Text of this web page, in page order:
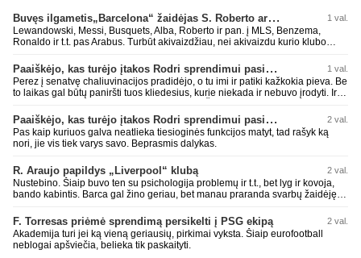
Buvęs ilgametis„Barcelona“ žaidėjas S. Roberto artėja link persikėlimo į MLS 1 val.
Lewandowski, Messi, Busquets, Alba, Roberto ir pan. į MLS, Benzema,
Ronaldo ir t.t. pas Arabus. Turbūt akivaizdžiau, nei akivaizdu kurio klubo
paskutiniu me tu ne tiek daug.
Paaiškėjo, kas turėjo įtakos Rodri sprendimui pasirinkti Barselonos pusę 1 val.
Perez į senatvę chaliuvinacijos pradidėjo, o tu imi ir patiki kažkokia pieva. Be
to laikas gal būtų paniršti tuos kliedesius, kurie niekada ir nebuvo įrodyti. Ir
esat. Kažkaip ne skaniai kvepia. RM todėl ir yra vienas nekenčiamiausių
daugumos fanų klubas, nes pastoviai verke ir verkia kažkokius kliedesius.
Remktis ne kažkokio Perezo kliedesiais, o faktais.
Paaiškėjo, kas turėjo įtakos Rodri sprendimui pasirinkti Barselonos pusę 2 val.
Pas kaip kuriuos galva neatlieka tiesioginės funkcijos matyt, tad rašyk ką
nori, jie vis tiek varys savo. Beprasmis dalykas.
R. Araujo papildys „Liverpool“ klubą 2 val.
Nustebino. Šiaip buvo ten su psichologija problemų ir t.t., bet lyg ir kovoja,
bando kabintis. Barca gal žino geriau, bet manau praranda svarbų žaidėję.
paleido, čia dabar dar vienas. Įdomiai Deco tvarkosi ir Hansi Flick formuoja
sudėtį. Rezultatai nėra tragiški, anaiptol yra teigiamų žingsnių. Bet UEFA CL
nelaimimas, praeitais metais jau Copa del Rey pralaimėtas ir pan. Jau
praeitais metais neteko gynybos vieno iš ramščių. RM kaip tik pasistiprino.
F. Torresas priėmė sprendimą persikelti į PSG ekipą 2 val.
Akademija turi jei ką vieną geriausių, pirkimai vyksta. Šiaip eurofootball
neblogai apšviečia, belieka tik paskaityti.